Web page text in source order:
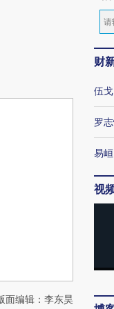
面编辑：李东昊
财
伍戈
罗
易峘
视